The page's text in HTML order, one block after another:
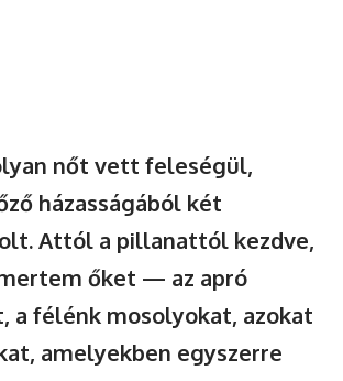
nőt vett feleségül,
házasságából két
Attól a pillanattól kezdve,
őket — az apró
a félénk mosolyokat, azokat
amelyekben egyszerre